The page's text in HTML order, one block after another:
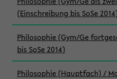
(Einschreibung bis SoSe
Philosophie (Gym/Ge
bis SoSe 2014)
Philosophie (Hauptfach) /